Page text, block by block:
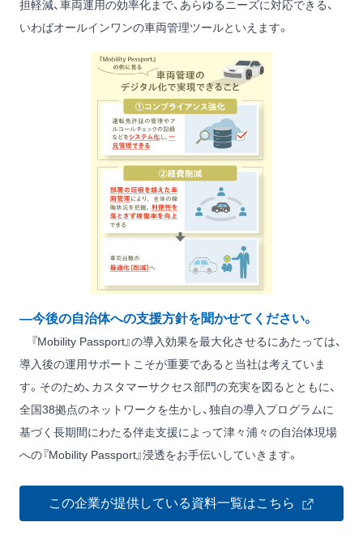
担軽減、車両運用の効率化まで、あらゆるニーズに対応できる、
いわばオールインワンの車両管理ツールといえます。
―今後の自治体への支援方針を聞かせてください。
『Mobility Passport』の導入効果を最大化させるにあたっては、
導入後の運用サポートこそが重要であると当社は考えていま
す。そのため、カスタマーサクセス部門の充実を図るとともに、
全国38拠点のネットワークを生かし、独自の導入プログラムに
基づく長期間にわたる伴走支援によって津々浦々の自治体現場
への『Mobility Passport』浸透をお手伝いしていきます。
この企業が提供している資料一覧はこちら